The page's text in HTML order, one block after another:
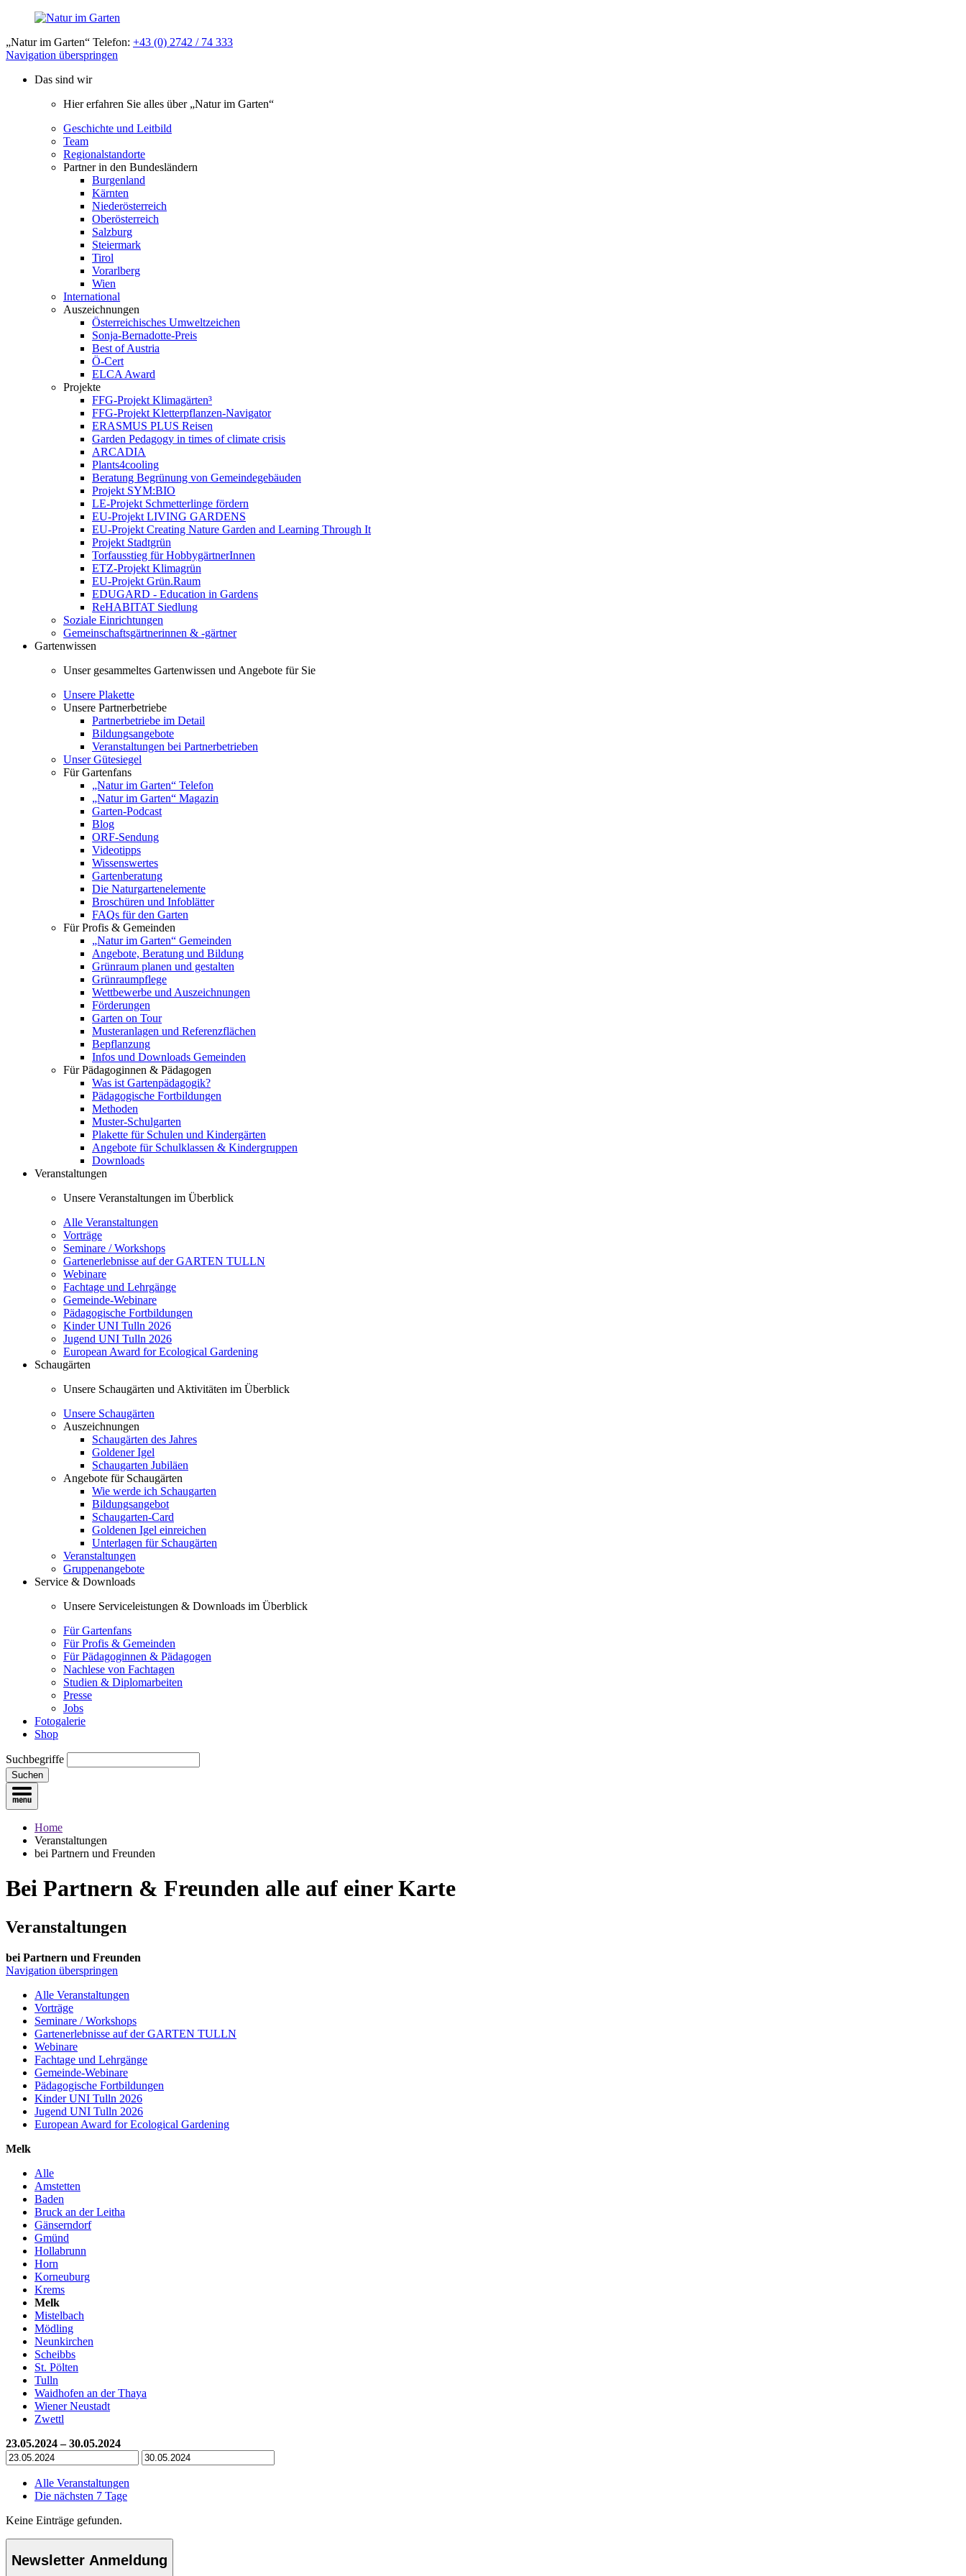
„Natur im Garten“ Telefon: +43 (0) 2742 / 74 333
Navigation überspringen
Das sind wir
Hier erfahren Sie alles über „Natur im Garten“
Geschichte und Leitbild
Team
Regionalstandorte
Partner in den Bundesländern
Burgenland
Kärnten
Niederösterreich
Oberösterreich
Salzburg
Steiermark
Tirol
Vorarlberg
Wien
International
Auszeichnungen
Österreichisches Umweltzeichen
Sonja-Bernadotte-Preis
Best of Austria
Ö-Cert
ELCA Award
Projekte
FFG-Projekt Klimagärten³
FFG-Projekt Kletterpflanzen-Navigator
ERASMUS PLUS Reisen
Garden Pedagogy in times of climate crisis
ARCADIA
Plants4cooling
Beratung Begrünung von Gemeindegebäuden
Projekt SYM:BIO
LE-Projekt Schmetterlinge fördern
EU-Projekt LIVING GARDENS
EU-Projekt Creating Nature Garden and Learning Through It
Projekt Stadtgrün
Torfausstieg für HobbygärtnerInnen
ETZ-Projekt Klimagrün
EU-Projekt Grün.Raum
EDUGARD - Education in Gardens
ReHABITAT Siedlung
Soziale Einrichtungen
Gemeinschaftsgärtnerinnen & -gärtner
Gartenwissen
Unser gesammeltes Gartenwissen und Angebote für Sie
Unsere Plakette
Unsere Partnerbetriebe
Partnerbetriebe im Detail
Bildungsangebote
Veranstaltungen bei Partnerbetrieben
Unser Gütesiegel
Für Gartenfans
„Natur im Garten“ Telefon
„Natur im Garten“ Magazin
Garten-Podcast
Blog
ORF-Sendung
Videotipps
Wissenswertes
Gartenberatung
Die Naturgartenelemente
Broschüren und Infoblätter
FAQs für den Garten
Für Profis & Gemeinden
„Natur im Garten“ Gemeinden
Angebote, Beratung und Bildung
Grünraum planen und gestalten
Grünraumpflege
Wettbewerbe und Auszeichnungen
Förderungen
Garten on Tour
Musteranlagen und Referenzflächen
Bepflanzung
Infos und Downloads Gemeinden
Für Pädagoginnen & Pädagogen
Was ist Gartenpädagogik?
Pädagogische Fortbildungen
Methoden
Muster-Schulgarten
Plakette für Schulen und Kindergärten
Angebote für Schulklassen & Kindergruppen
Downloads
Veranstaltungen
Unsere Veranstaltungen im Überblick
Alle Veranstaltungen
Vorträge
Seminare / Workshops
Gartenerlebnisse auf der GARTEN TULLN
Webinare
Fachtage und Lehrgänge
Gemeinde-Webinare
Pädagogische Fortbildungen
Kinder UNI Tulln 2026
Jugend UNI Tulln 2026
European Award for Ecological Gardening
Schaugärten
Unsere Schaugärten und Aktivitäten im Überblick
Unsere Schaugärten
Auszeichnungen
Schaugärten des Jahres
Goldener Igel
Schaugarten Jubiläen
Angebote für Schaugärten
Wie werde ich Schaugarten
Bildungsangebot
Schaugarten-Card
Goldenen Igel einreichen
Unterlagen für Schaugärten
Veranstaltungen
Gruppenangebote
Service & Downloads
Unsere Serviceleistungen & Downloads im Überblick
Für Gartenfans
Für Profis & Gemeinden
Für Pädagoginnen & Pädagogen
Nachlese von Fachtagen
Studien & Diplomarbeiten
Presse
Jobs
Fotogalerie
Shop
Suchbegriffe
Suchen
Home
Veranstaltungen
bei Partnern und Freunden
Bei Partnern & Freunden alle auf einer Karte
Veranstaltungen
bei Partnern und Freunden
Navigation überspringen
Alle Veranstaltungen
Vorträge
Seminare / Workshops
Gartenerlebnisse auf der GARTEN TULLN
Webinare
Fachtage und Lehrgänge
Gemeinde-Webinare
Pädagogische Fortbildungen
Kinder UNI Tulln 2026
Jugend UNI Tulln 2026
European Award for Ecological Gardening
Melk
Alle
Amstetten
Baden
Bruck an der Leitha
Gänserndorf
Gmünd
Hollabrunn
Horn
Korneuburg
Krems
Melk
Mistelbach
Mödling
Neunkirchen
Scheibbs
St. Pölten
Tulln
Waidhofen an der Thaya
Wiener Neustadt
Zwettl
23.05.2024 – 30.05.2024
Alle Veranstaltungen
Die nächsten 7 Tage
Keine Einträge gefunden.
Newsletter Anmeldung